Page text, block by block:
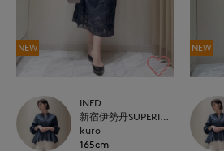
NEW
INED
新宿伊勢丹SUPERIOR CLOSET
kuro
165cm
NEW